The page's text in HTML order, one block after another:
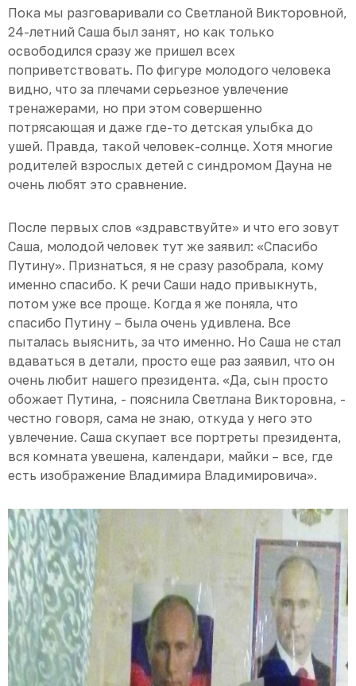
Пока мы разговаривали со Светланой Викторовной,
24-летний Саша был занят, но как только
освободился сразу же пришел всех
поприветствовать. По фигуре молодого человека
видно, что за плечами серьезное увлечение
тренажерами, но при этом совершенно
потрясающая и даже где-то детская улыбка до
ушей. Правда, такой человек-солнце. Хотя многие
родителей взрослых детей с синдромом Дауна не
очень любят это сравнение.
После первых слов «здравствуйте» и что его зовут
Саша, молодой человек тут же заявил: «Спасибо
Путину». Признаться, я не сразу разобрала, кому
именно спасибо. К речи Саши надо привыкнуть,
потом уже все проще. Когда я же поняла, что
спасибо Путину – была очень удивлена. Все
пыталась выяснить, за что именно. Но Саша не стал
вдаваться в детали, просто еще раз заявил, что он
очень любит нашего президента. «Да, сын просто
обожает Путина, - пояснила Светлана Викторовна, -
честно говоря, сама не знаю, откуда у него это
увлечение. Саша скупает все портреты президента,
вся комната увешена, календари, майки – все, где
есть изображение Владимира Владимировича».